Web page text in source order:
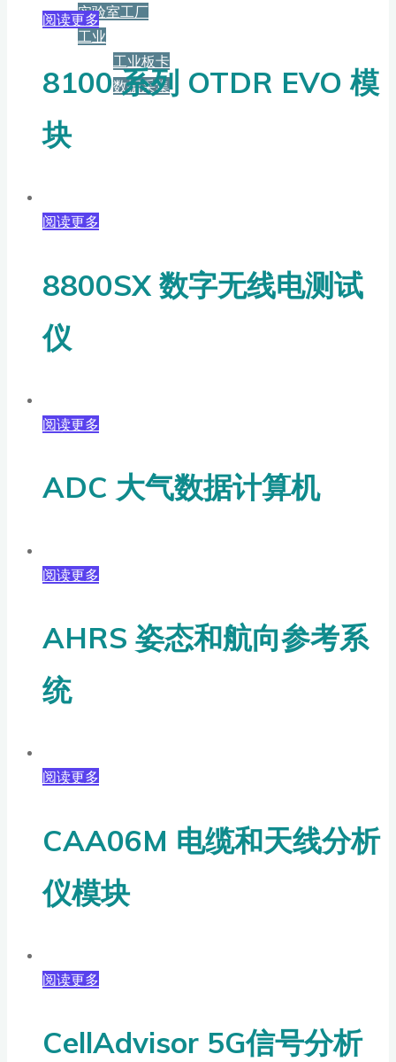
实验室工厂
工业
工业板卡
数据采集
服务+保障
博客
阅读更多
8100 系列 OTDR EVO 模
块
阅读更多
8800SX 数字无线电测试
仪
阅读更多
ADC 大气数据计算机
阅读更多
AHRS 姿态和航向参考系
统
阅读更多
CAA06M 电缆和天线分析
仪模块
阅读更多
CellAdvisor 5G信号分析